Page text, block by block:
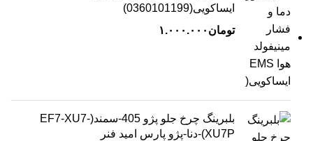
ایساکویی(0360101199)
تومان ۱.۰۰۰.۰۰۰
بلبرینگ چرخ جلو پژو 405-سمند(EF7-XU7-
XU7P)-دنا-پژو پارس امید فنر